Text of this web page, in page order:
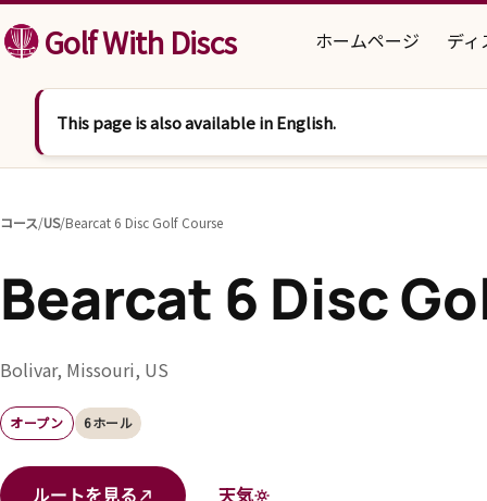
コンテンツへスキップ
Golf With Discs ホームページ デ
This page is also available in English.
コース/US/Bearcat 6 Disc Golf Course
Bearcat 6 Disc
Bolivar, Missouri, US
オープン 6ホール
ルートを見る 天気